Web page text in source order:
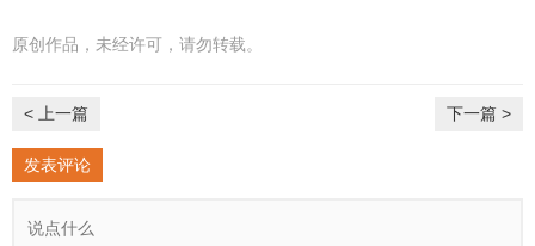
原创作品，未经许可，请勿转载。
< 上一篇 下一篇 >
发表评论